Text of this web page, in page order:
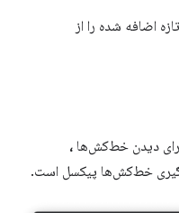
اضافه شده را از
دیدن خط‌کش‌ها ،
خط‌کش‌ها پیکسل است.